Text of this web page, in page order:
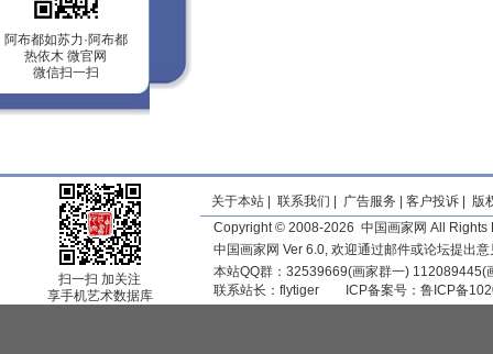
阿布都如苏力·阿布都
热依木 微官网
微信扫一扫
扫一扫 加关注
享手机艺术数据库
关于本站 联系我们 广告服务 客户投诉
版
Copyright © 2008-2026 中国画家网 All Rights
中国画家网 Ver 6.0, 欢迎通过邮件或论坛提出
本站QQ群：32539669(画家群一)
联系站长： flytiger ICP备案号： 鲁ICP备